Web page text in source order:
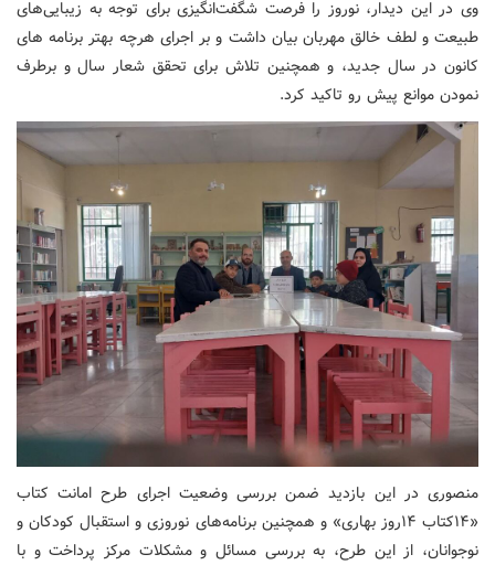
وی در این دیدار، نوروز را فرصت شگفت‌انگیزی برای توجه به زیبایی‌های
طبیعت و لطف خالق مهربان بیان داشت و بر اجرای هرچه بهتر برنامه های
کانون در سال جدید، و همچنین تلاش برای تحقق شعار سال و برطرف
نمودن موانع پیش رو تاکید کرد.
منصوری در این بازدید ضمن بررسی وضعیت اجرای طرح امانت کتاب
«۱۴کتاب ۱۴روز بهاری» و همچنین برنامه‌های نوروزی و استقبال کودکان و
نوجوانان، از این طرح، به بررسی مسائل و مشکلات مرکز پرداخت و با